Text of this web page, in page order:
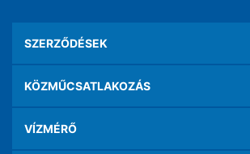
SZERZŐDÉSEK
KÖZMŰCSATLAKOZÁS
VÍZMÉRŐ